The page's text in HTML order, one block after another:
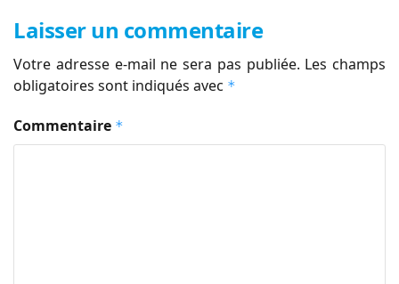
Laisser un commentaire
Votre adresse e-mail ne sera pas publiée. Les champs
obligatoires sont indiqués avec *
Commentaire *